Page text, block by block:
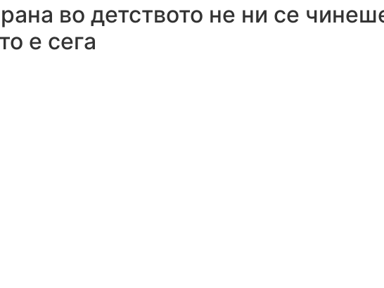
во детството не ни се
е сега